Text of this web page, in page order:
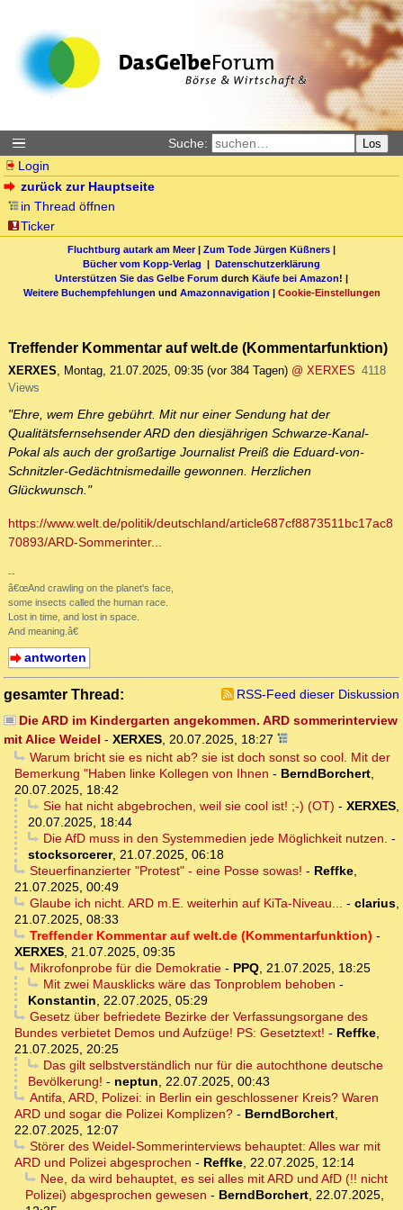
Suche: Los
Login
zurück zur Hauptseite
in Thread öffnen
Ticker
Fluchtburg autark am Meer| Zum Tode Jürgen Küßners |
Bücher vom Kopp-Verlag | Datenschutzerklärung
Unterstützen Sie das Gelbe Forum durch Käufe bei Amazon! |
Weitere Buchempfehlungen und Amazonnavigation | Cookie-Einstellungen
Treffender Kommentar auf welt.de (Kommentarfunktion)
XERXES, Montag, 21.07.2025, 09:35 (vor 384 Tagen) @ XERXES 4118
Views
"Ehre, wem Ehre gebührt. Mit nur einer Sendung hat der
Qualitätsfernsehsender ARD den diesjährigen Schwarze-Kanal-
Pokal als auch der großartige Journalist Preiß die Eduard-von-
Schnitzler-Gedächtnismedaille gewonnen. Herzlichen
Glückwunsch."
https://www.welt.de/politik/deutschland/article687cf8873511bc17ac8
70893/ARD-Sommerinter...
--
â€œAnd crawling on the planet's face,
some insects called the human race.
Lost in time, and lost in space.
And meaning.â€
antworten
gesamter Thread:
RSS-Feed dieser Diskussion
Die ARD im Kindergarten angekommen. ARD sommerinterview
mit Alice Weidel - XERXES, 20.07.2025, 18:27
Warum bricht sie es nicht ab? sie ist doch sonst so cool. Mit der
Bemerkung "Haben linke Kollegen von Ihnen - BerndBorchert,
20.07.2025, 18:42
Sie hat nicht abgebrochen, weil sie cool ist! ;-) (OT) - XERXES,
20.07.2025, 18:44
Die AfD muss in den Systemmedien jede Möglichkeit nutzen. -
stocksorcerer, 21.07.2025, 06:18
Steuerfinanzierter "Protest" - eine Posse sowas! - Reffke,
21.07.2025, 00:49
Glaube ich nicht. ARD m.E. weiterhin auf KiTa-Niveau... - clarius,
21.07.2025, 08:33
Treffender Kommentar auf welt.de (Kommentarfunktion) -
XERXES, 21.07.2025, 09:35
Mikrofonprobe für die Demokratie- PPQ, 21.07.2025, 18:25
Mit zwei Mausklicks wäre das Tonproblem behoben -
Konstantin, 22.07.2025, 05:29
Gesetz über befriedete Bezirke der Verfassungsorgane des
Bundes verbietet Demos und Aufzüge! PS: Gesetztext! - Reffke,
21.07.2025, 20:25
Das gilt selbstverständlich nur für die autochthone deutsche
Bevölkerung! - neptun, 22.07.2025, 00:43
Antifa, ARD, Polizei: in Berlin ein geschlossener Kreis? Waren
ARD und sogar die Polizei Komplizen? - BerndBorchert,
22.07.2025, 12:07
Störer des Weidel-Sommerinterviews behauptet: Alles war mit
ARD und Polizei abgesprochen - Reffke, 22.07.2025, 12:14
Nee, da wird behauptet, es sei alles mit ARD und AfD (!! nicht
Polizei) abgesprochen gewesen - BerndBorchert, 22.07.2025,